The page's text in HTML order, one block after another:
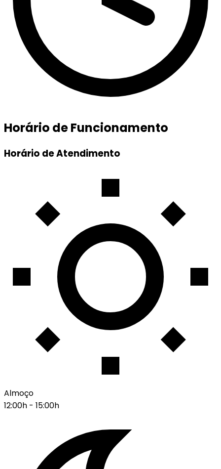
Horário de Funcionamento
Horário de Atendimento
Almoço
12:00h - 15:00h